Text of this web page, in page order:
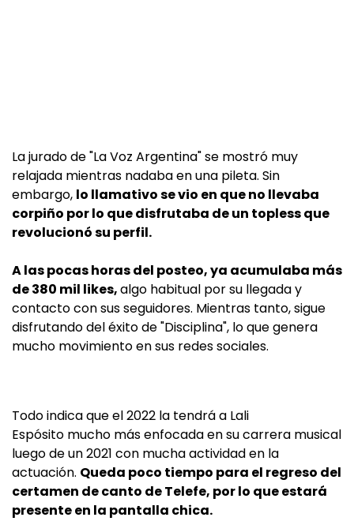
La jurado de "La Voz Argentina" se mostró muy
relajada mientras nadaba en una pileta. Sin
embargo, lo llamativo se vio en que no llevaba
corpiño por lo que disfrutaba de un topless que
revolucionó su perfil.
A las pocas horas del posteo, ya acumulaba más
de 380 mil likes,algo habitual por su llegada y
contacto con sus seguidores. Mientras tanto, sigue
disfrutando del éxito de "Disciplina", lo que genera
mucho movimiento en sus redes sociales.
Todo indica que el 2022 la tendrá a Lali
Espósito mucho más enfocada en su carrera musical
luego de un 2021 con mucha actividad en la
actuación. Queda poco tiempo para el regreso del
certamen de canto de Telefe, por lo que estará
presente en la pantalla chica.